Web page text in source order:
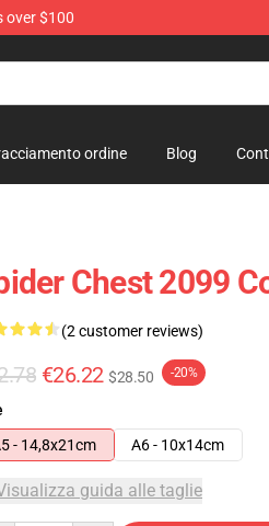
over $100
ordine Blog
Chest 2099
(2 customer reviews)
€26.22 $28.50 -20%
- 14,8x21cm
A6 - 10x14cm
guida alle taglie